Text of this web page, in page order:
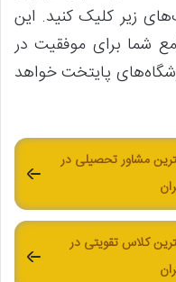
زیر کلیک کنید. این
شما برای موفقیت در
پایتخت خواهد
مشاور تحصیلی در
کلاس تقویتی در